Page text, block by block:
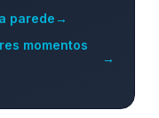
parede →
momentos
→